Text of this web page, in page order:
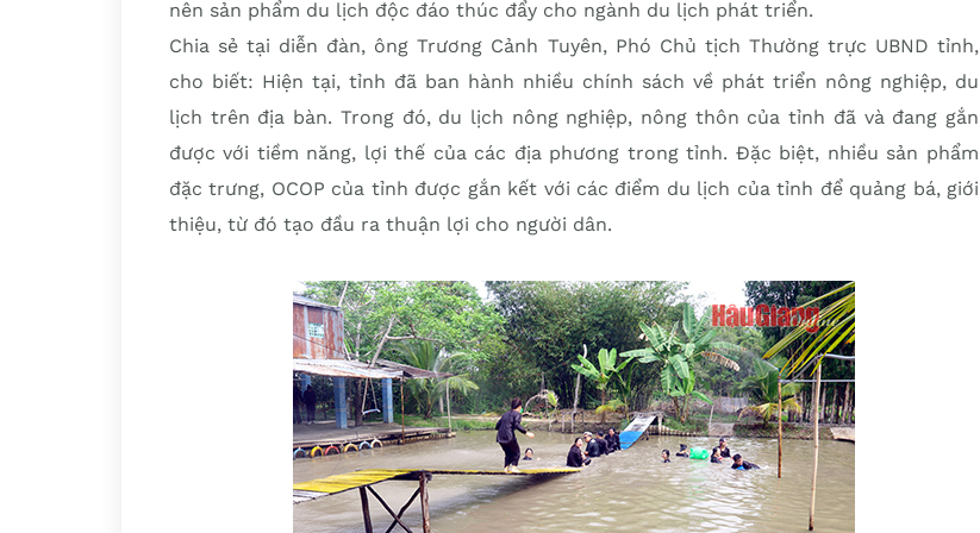
nên sản phẩm du lịch độc đáo thúc đẩy cho ngành du lịch phát triển.
Chia sẻ tại diễn đàn, ông Trương Cảnh Tuyên, Phó Chủ tịch Thường trực UBND tỉnh,
cho biết: Hiện tại, tỉnh đã ban hành nhiều chính sách về phát triển nông nghiệp, du
lịch trên địa bàn. Trong đó, du lịch nông nghiệp, nông thôn của tỉnh đã và đang gắn
được với tiềm năng, lợi thế của các địa phương trong tỉnh. Đặc biệt, nhiều sản phẩm
đặc trưng, OCOP của tỉnh được gắn kết với các điểm du lịch của tỉnh để quảng bá, giới
thiệu, từ đó tạo đầu ra thuận lợi cho người dân.